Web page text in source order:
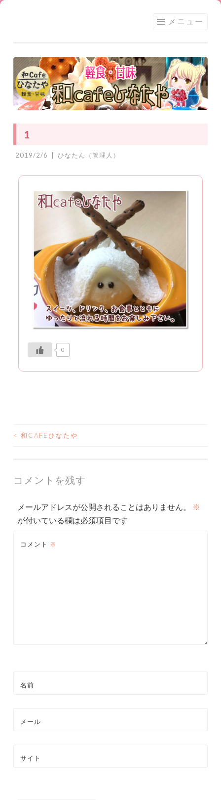
ン
ツ
へ
ス
キ
ッ
ひな
たや
メニュー
1
2019/2/6 ひなたん（管理人）
0
投
ナ
ビ
ゲ
ー
< 和CAFEひなたや
コメントを残す
メールアドレスが公開されることはありません。
※
が付いている欄は必須項目です
コメント ※
名前
メール
サイト